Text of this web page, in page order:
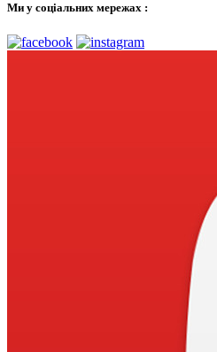
Ми у соціальних мережах :